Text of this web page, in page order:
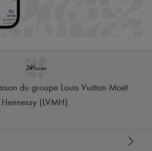
du groupe Louis Vuitton Moët
Hennessy (LVMH).